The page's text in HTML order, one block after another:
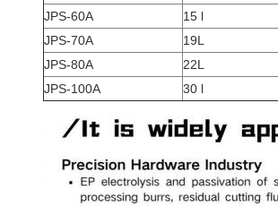
JPS-60A
15 l
JPS-70A
19L
JPS-80A
22L
JPS-100A
30 l